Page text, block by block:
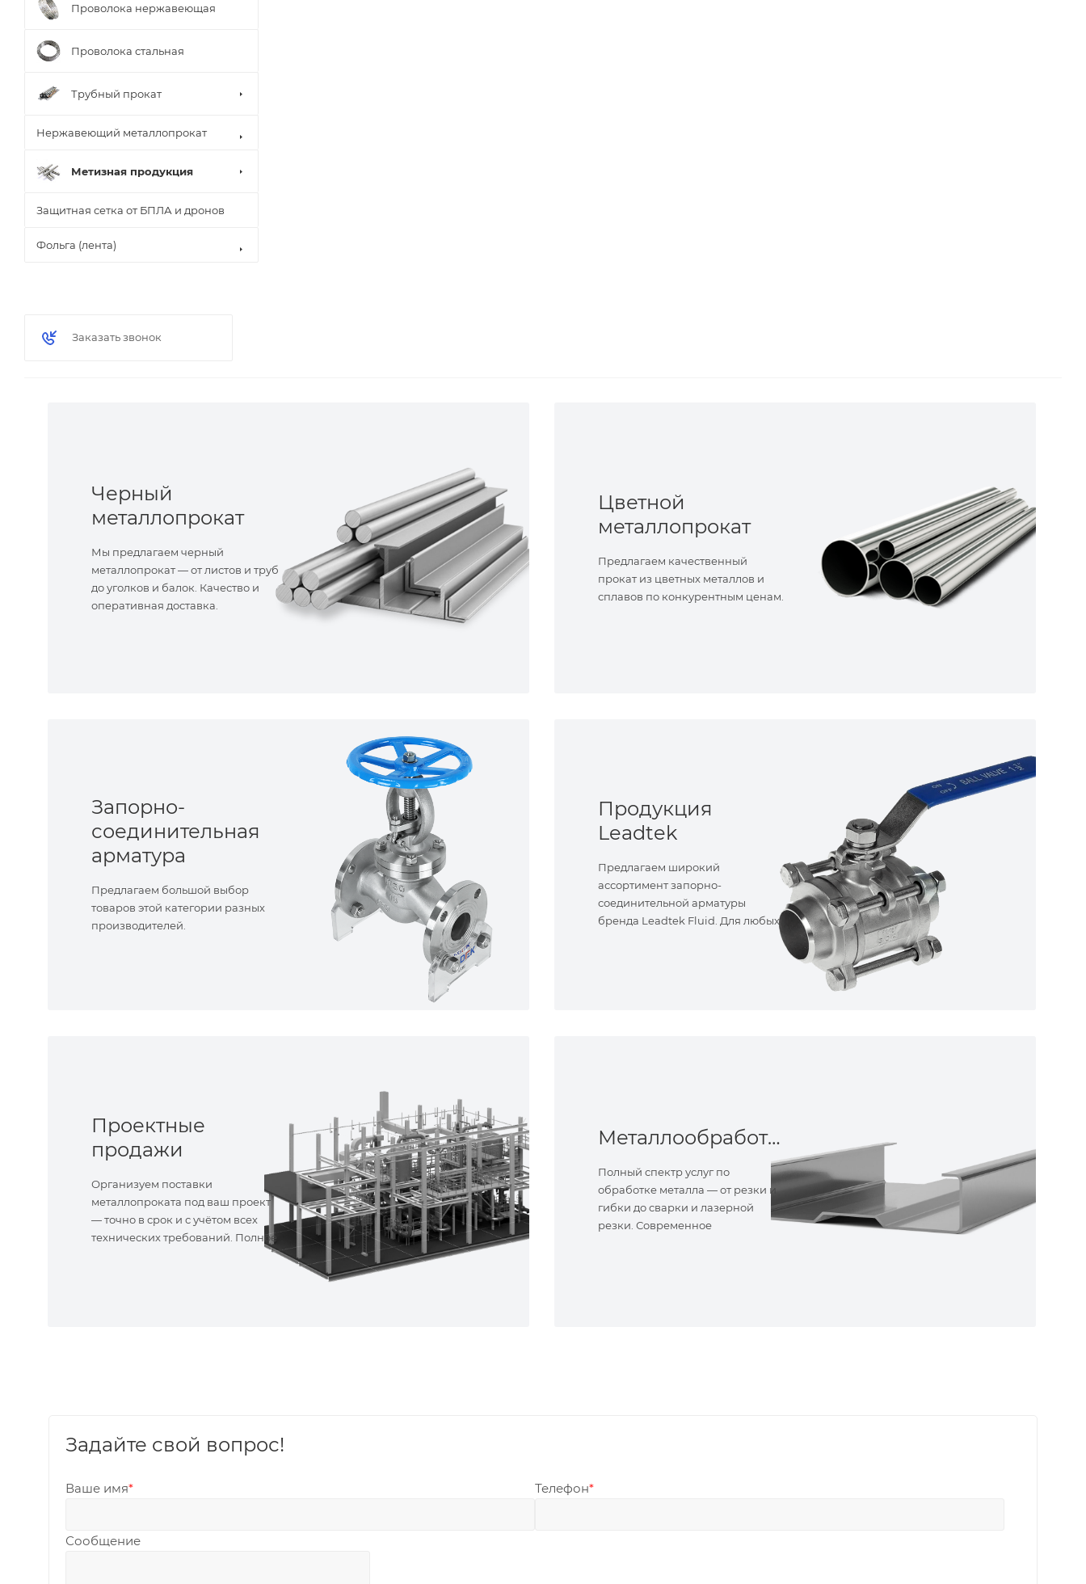
Проволока нержавеющая
Проволока стальная
Трубный прокат
Нержавеющий металлопрокат
Метизная продукция
Защитная сетка от БПЛА и дронов
Фольга (лента)
Заказать звонок
Черный
металлопрокат
Мы предлагаем черный
металлопрокат — от листов и труб
до уголков и балок. Качество и
оперативная доставка.
Цветной
металлопрокат
Предлагаем качественный
прокат из цветных металлов и
сплавов по конкурентным ценам.
Запорно-
соединительная
арматура
Предлагаем большой выбор
товаров этой категории разных
производителей.
Продукция
Leadtek
Предлагаем широкий
ассортимент запорно-
соединительной арматуры
бренда Leadtek Fluid. Для любых
Проектные
продажи
Организуем поставки
металлопроката под ваш проект
— точно в срок и с учётом всех
технических требований. Полное
Металлообработка
Полный спектр услуг по
обработке металла — от резки и
гибки до сварки и лазерной
резки. Современное
Задайте свой вопрос!
Ваше имя* Телефон*
Сообщение